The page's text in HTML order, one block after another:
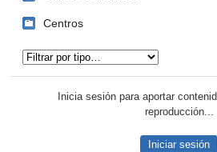
Centros
Inicia sesión para aportar
reproducción...
Iniciar sesión